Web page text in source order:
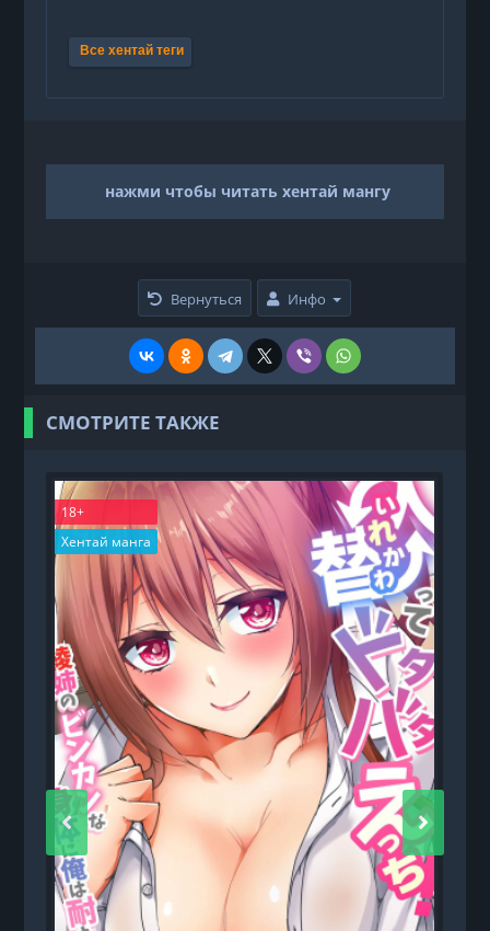
Все хентай теги
нажми чтобы читать хентай мангу
Вернуться Инфо
СМОТРИТЕ ТАКЖЕ
18+
Хентай манга